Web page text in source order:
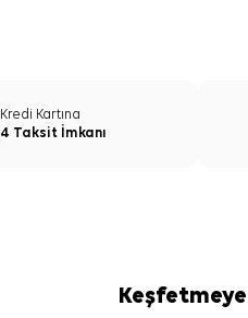
Kredi Kartına
4 Taksit İmkanı